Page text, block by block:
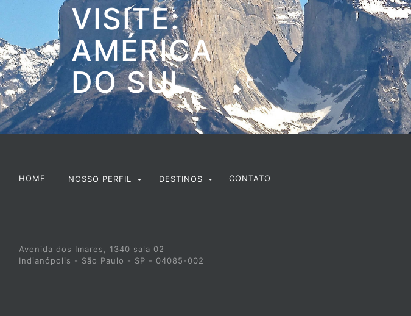
VISITE:
AMÉRICA
DO SUL
HOME NOSSO PERFIL DESTINOS CONTATO
Avenida dos Imares, 1340 sala 02
Indianópolis - São Paulo - SP - 04085-002